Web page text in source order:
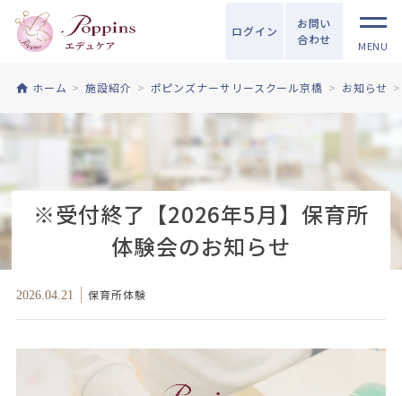
ログイン
お問い
合わせ
MENU
ホーム 施設紹介 ポピンズナーサリースクール京橋 お知らせ
※受付終了【2026年5月】保育所
体験会のお知らせ
2026.04.21 保育所体験